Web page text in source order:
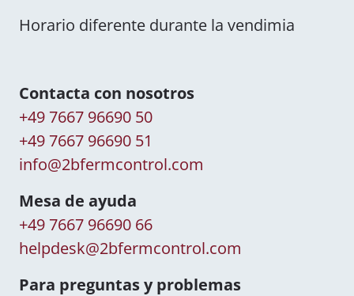
Horario diferente durante la vendimia
Contacta con nosotros
+49 7667 96690 50
+49 7667 96690 51
info@2bfermcontrol.com
Mesa de ayuda
+49 7667 96690 66
helpdesk@2bfermcontrol.com
Para preguntas y problemas